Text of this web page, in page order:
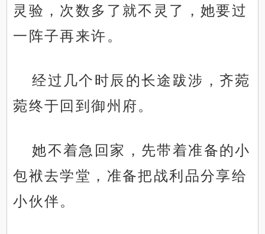
灵验，次数多了就不灵了，她要过
一阵子再来许。
经过几个时辰的长途跋涉，齐菀
菀终于回到御州府。
她不着急回家，先带着准备的小
包袱去学堂，准备把战利品分享给
小伙伴。